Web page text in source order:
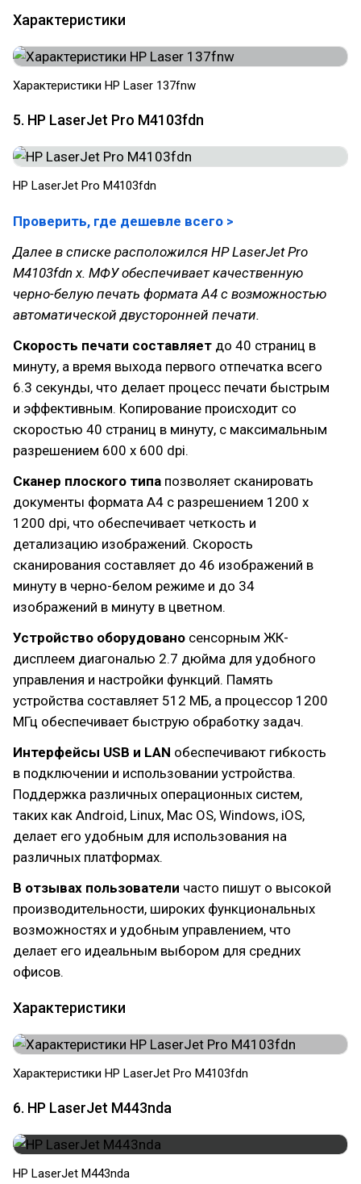
Характеристики
Характеристики HP Laser 137fnw
5. HP LaserJet Pro M4103fdn
HP LaserJet Pro M4103fdn
Проверить, где дешевле всего >
Далее в списке расположился HP LaserJet Pro
M4103fdn х. МФУ обеспечивает качественную
черно-белую печать формата A4 с возможностью
автоматической двусторонней печати.
Скорость печати составляет до 40 страниц в
минуту, а время выхода первого отпечатка всего
6.3 секунды, что делает процесс печати быстрым
и эффективным. Копирование происходит со
скоростью 40 страниц в минуту, с максимальным
разрешением 600 x 600 dpi.
Сканер плоского типа позволяет сканировать
документы формата A4 с разрешением 1200 x
1200 dpi, что обеспечивает четкость и
детализацию изображений. Скорость
сканирования составляет до 46 изображений в
минуту в черно-белом режиме и до 34
изображений в минуту в цветном.
Устройство оборудовано сенсорным ЖК-
дисплеем диагональю 2.7 дюйма для удобного
управления и настройки функций. Память
устройства составляет 512 МБ, а процессор 1200
МГц обеспечивает быструю обработку задач.
Интерфейсы USB и LAN обеспечивают гибкость
в подключении и использовании устройства.
Поддержка различных операционных систем,
таких как Android, Linux, Mac OS, Windows, iOS,
делает его удобным для использования на
различных платформах.
В отзывах пользователи часто пишут о высокой
производительности, широких функциональных
возможностях и удобным управлением, что
делает его идеальным выбором для средних
офисов.
Характеристики
Характеристики HP LaserJet Pro M4103fdn
6. HP LaserJet M443nda
HP LaserJet M443nda